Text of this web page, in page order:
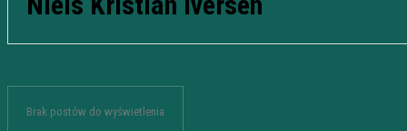
Brak postów do wyświetlenia